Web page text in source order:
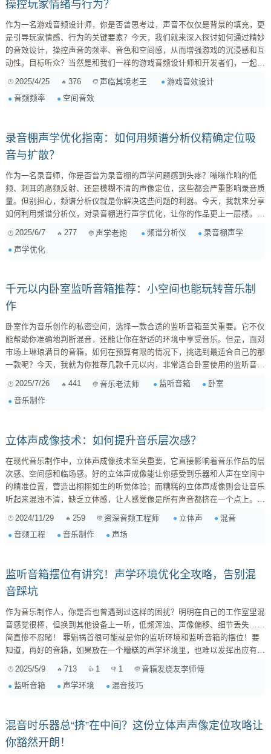
操控玩家情绪与行为？
作为一名游戏音频设计师，你是否曾思考过，声音不仅仅是背景的填充，更
是引导玩家情感、行为的关键要素？今天，我们就来深入探讨如何通过精妙
的音效设计，操控声音的频率、音色和空间感，从而增强游戏的沉浸感和互
动性。目标听众？当然是和我们一样的游戏音频设计师和开发者们，一起提
音的音高。低频浑厚，高频尖锐，而它们对人的情绪影响也截然不同。 低
2025/4/25 376 声临其境老王
游戏音效设计
音频频率
空间音效
录音棚声学优化指南：如何用频谱分析仪精确定位吸
音与扩散？
作为一名录音师，你是否曾为录音棚的声学问题感到头疼？嗡嗡作响的低
频、刺耳的高频反射、还是模糊不清的声像定位，这些都会严重影响录音质
量。但别担心，频谱分析仪就是你解决这些问题的利器。今天，我就来分享
如何利用频谱分析仪，对录音棚进行声学优化，让你的作品更上一层楼。准
仪，简单来说，就是能将声音信号分解成不同频率成分并以图表形式展示的
工具。它能让你“看”到房间的频率响应，找出声学缺陷的“罪魁祸首”。 1. 频
2025/6/7 277 声学老炮 频谱分析仪
录音棚声学
声学优化
千元以内卧室监听音箱推荐：小空间也能玩转音乐制
作
卧室作为音乐创作的私密空间，选择一款合适的监听音箱至关重要。它不仅
能帮助你准确地判断混音，还能让你在舒适的环境中享受音乐。但是，面对
市场上琳琅满目的音箱，如何在预算有限的情况下，挑选到最适合自己的那
一款呢？今天，我就为你推荐几款千元以内，非常适合卧室使用的监听音
下选择卧室监听音箱需要考虑的几个关键因素： 尺寸： 卧室空间通常有
限，因此音箱的尺寸是首要考虑因素。选择小尺寸的音箱，可以减少空间占
2025/7/26 441 音乐老法师 监听音箱
卧室
音乐制作
立体声成像技术：如何提升音乐层次感？
在现代音乐制作中，立体声成像技术至关重要，它直接影响着音乐作品的层
次感、空间感和临场感。好的立体声成像能让你感受到乐器和人声在空间中
的精准位置，营造出栩栩如生的听觉体验；而糟糕的立体声成像则会让音乐
听起来混浊不清，缺乏立体感，让人感觉像是所有声音都挤在一个点上。
信号的差异。这些差异包括： 时间差 (Interaural Time Diffe...
2024/11/29 259 资深音频工程师 立体声
混音
音频工程
音乐制作 声场
监听音箱摆位有讲究！声学环境优化全攻略，告别混
音踩坑
作为音乐制作人，你是否也曾遇到过这样的困扰？明明在自己的工作室里混
音感觉很棒，但换到其他设备上一听，低频浑浊、声像偏移、细节丢失……
简直惨不忍睹！ 罪魁祸首很可能就是你的监听环境和监听音箱的摆位！要
知道，再好的音箱，如果放在一个糟糕的声学环境里，也难以发挥出应有的
呢？别着急，本文将为你详细解读不同监听音箱在不同声学环境下的表现差
2025/5/9 713 1 1
音箱发烧友李师傅
监听音箱
声学环境 混音技巧
混音时乐器总“挤”在中间？这份立体声声像定位攻略让
你豁然开朗！